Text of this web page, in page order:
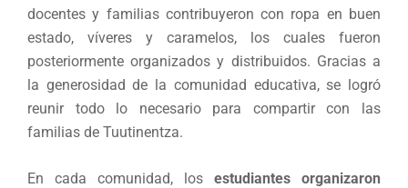
docentes y familias contribuyeron con ropa en buen
estado, víveres y caramelos, los cuales fueron
posteriormente organizados y distribuidos. Gracias a
la generosidad de la comunidad educativa, se logró
reunir todo lo necesario para compartir con las
familias de Tuutinentza.
En cada comunidad, los estudiantes organizaron